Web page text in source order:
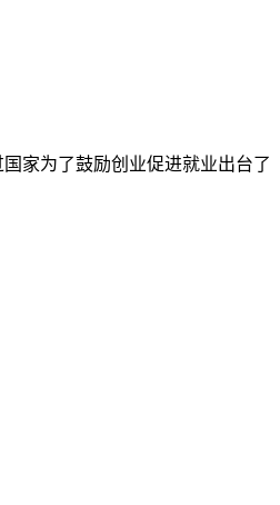
家为了鼓励创业促进就业出台了